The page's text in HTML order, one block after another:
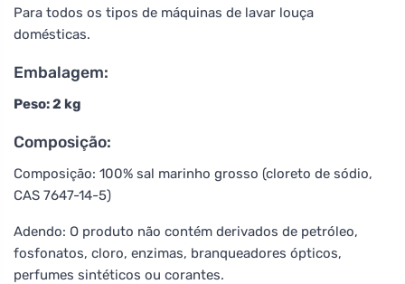
Para todos os tipos de máquinas de lavar louça
domésticas.
Embalagem:
Peso: 2 kg
Composição:
Composição: 100% sal marinho grosso (cloreto de sódio,
CAS 7647-14-5)
Adendo: O produto não contém derivados de petróleo,
fosfonatos, cloro, enzimas, branqueadores ópticos,
perfumes sintéticos ou corantes.